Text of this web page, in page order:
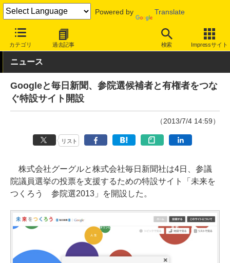
Powered by Translate
カテゴリ 過去記事 検索 Impressサイト
INTERNET Watch サービス/ソフト サービス ニュース/生活
ニュース
Googleと毎日新聞、参院選候補者と有権者をつな
ぐ特設サイト開設
（2013/7/4 14:59）
リスト
株式会社グーグルと株式会社毎日新聞社は4日、参議
院議員選挙の投票を支援するための特設サイト「未来を
つくろう 参院選2013」を開設した。